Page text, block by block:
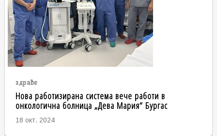
здраве
Нова работизирана система вече работи в
онкологична болница „Дева Мария“ Бургас
18 окт. 2024